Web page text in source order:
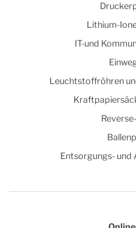
Lithium-
IT-und
Leuchtstoffröhren
Entsorgungs- und